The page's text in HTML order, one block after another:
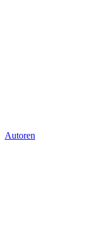
Autoren